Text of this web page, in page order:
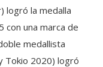
logró la medalla
con una marca de
medallista
Tokio 2020) logró